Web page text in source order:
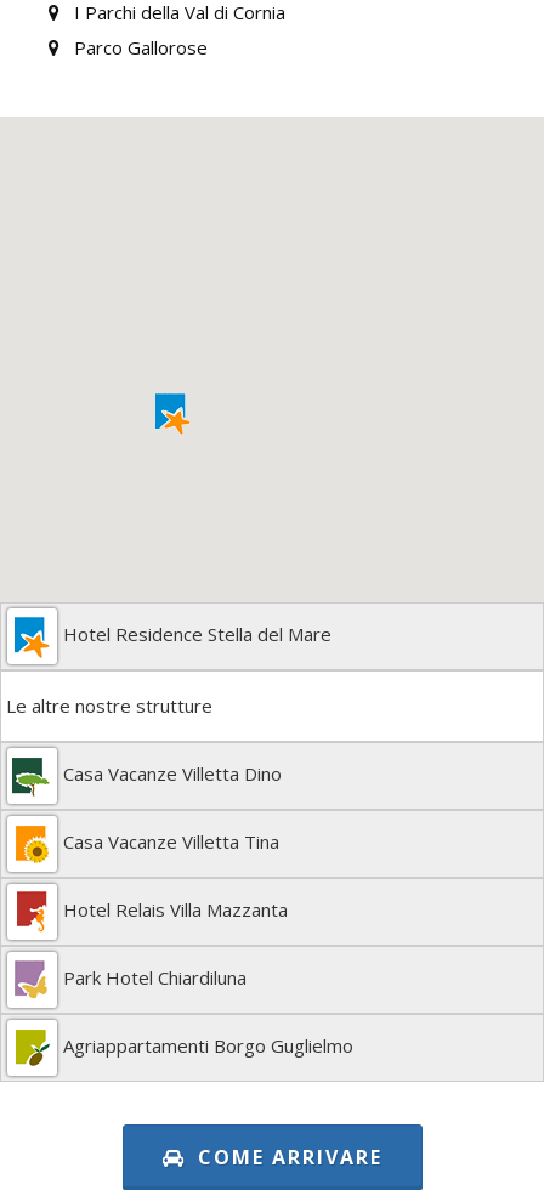
I Parchi della Val di Cornia
Parco Gallorose
Hotel Residence Stella del Mare
Le altre nostre strutture
Casa Vacanze Villetta Dino
Casa Vacanze Villetta Tina
Hotel Relais Villa Mazzanta
Park Hotel Chiardiluna
Agriappartamenti Borgo Guglielmo
COME ARRIVARE